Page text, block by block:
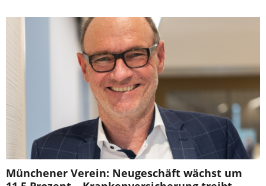
Münchener Verein: Neugeschäft wächst um